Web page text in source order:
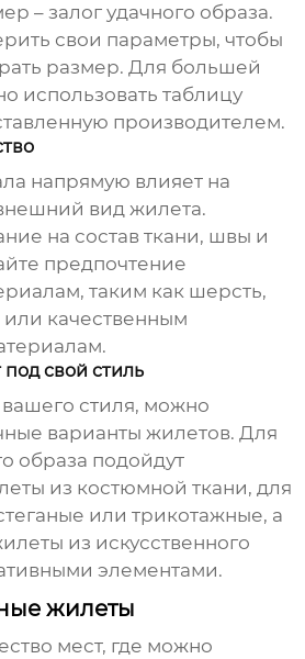
– залог удачного образа.
свои параметры, чтобы
размер. Для большей
использовать таблицу
производителем.
напрямую влияет на
вид жилета.
на состав ткани, швы и
предпочтение
таким как шерсть,
качественным
свой стиль
стиля, можно
варианты жилетов. Для
образа подойдут
из костюмной ткани, для
или трикотажные, а
из искусственного
элементами.
жилеты
мест, где можно